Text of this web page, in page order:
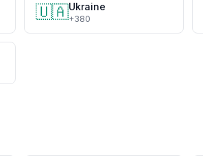
🇺🇦Ukraine
+380